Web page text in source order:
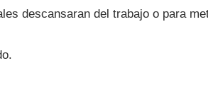
descansaran del trabajo o para